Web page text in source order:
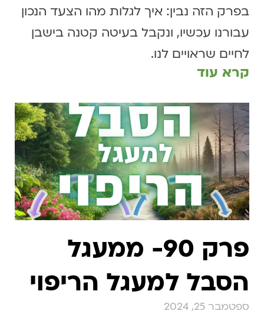
בפרק הזה נבין: איך לגלות מהו הצעד הנכון
עבורנו עכשיו, ונקבל בעיטה קטנה בישבן
לחיים שראויים לנו.
קרא עוד
פרק 90- ממעגל
הסבל למעגל הריפוי
ספטמבר 25, 2024